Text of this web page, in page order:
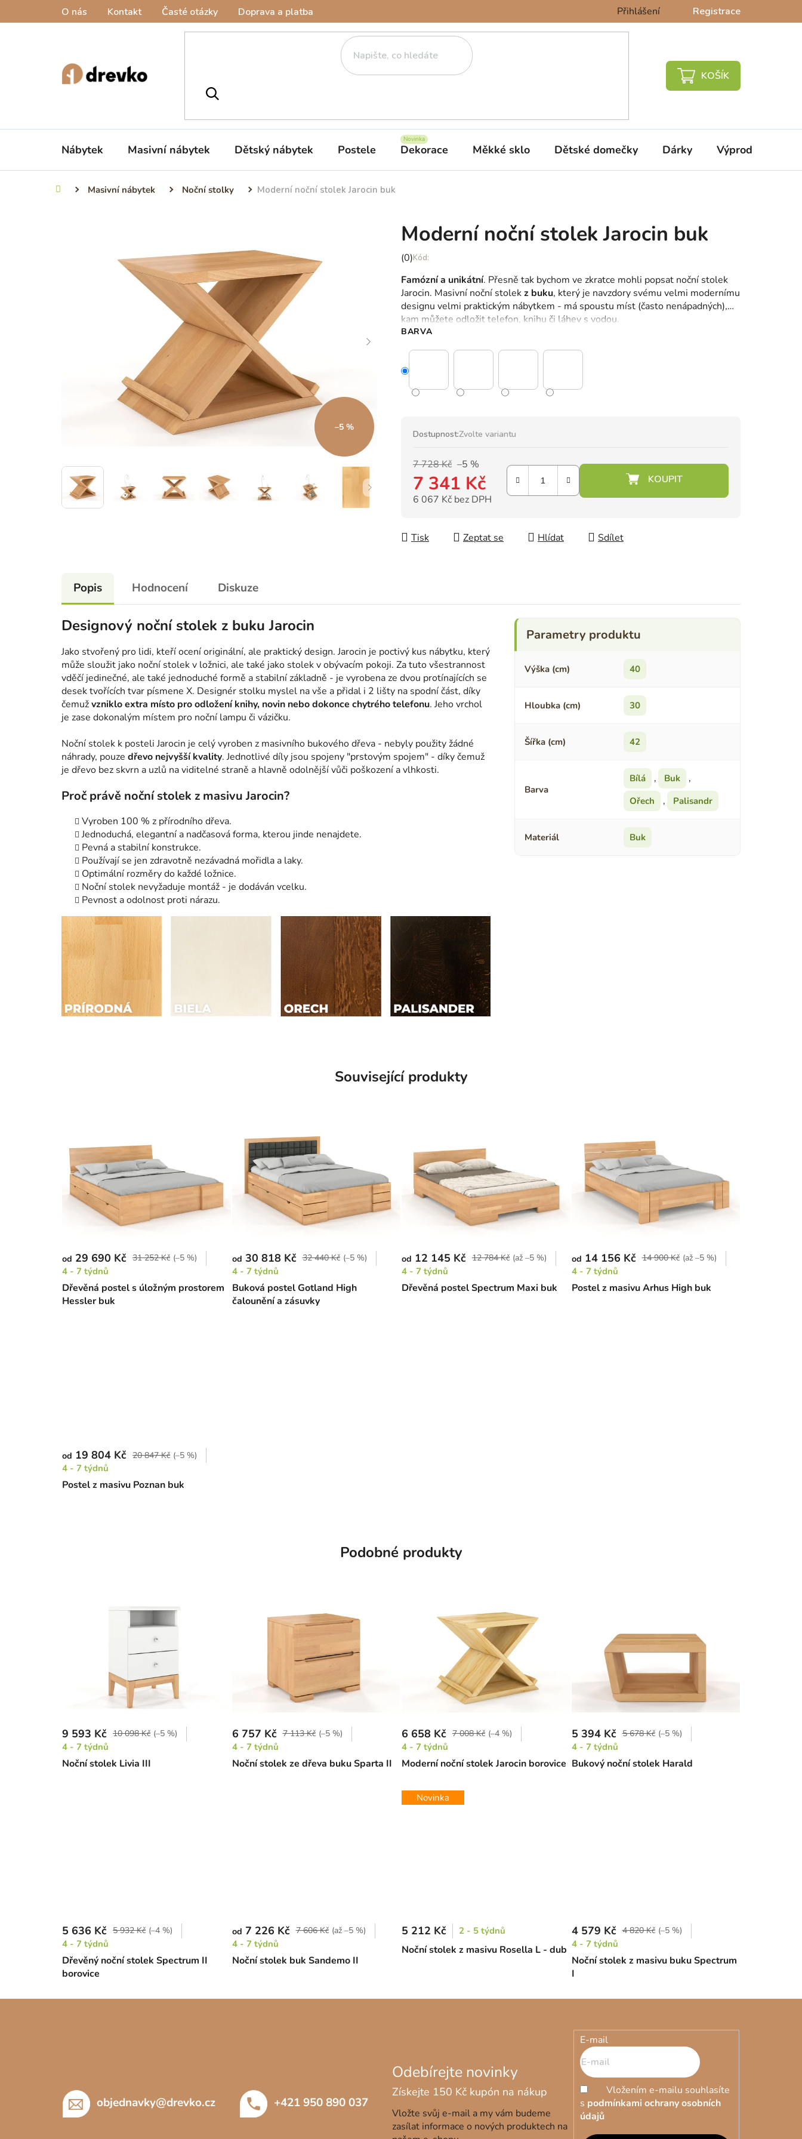
O nás Kontakt Časté otázky Doprava a platba Přihlášení Registrace
NÁKUPNÍ
Nábytek Masivní nábytek Dětský nábytek Postele Dekorace Měkké sklo Dětské domečky Dárky Výprodej %
Domů Masivní nábytek Noční stolky Moderní noční stolek Jarocin buk
Moderní noční stolek Jarocin buk
Průměrné
produktu
je
0,0
z
5
hvězdiček.
(0)
Famózní a unikátní. Přesně tak bychom ve zkratce mohli popsat noční stolek
Jarocin. Masivní noční stolekz buku, který je navzdory svému velmi modernímu
designu velmi praktickým nábytkem - má spoustu míst (často nenápadných),
kam můžete odložit telefon, knihu či láhev s vodou.
BARVA
Dostupnost:Zvolte variantu
7 728 Kč –5 %
7 341 Kč
6 067 Kč bez DPH
Tisk
Zeptat se Hlídat Sdílet
–5 %
Popis Hodnocení Diskuze
Designový noční stolek z buku Jarocin
Jako stvořený pro lidi, kteří ocení originální, ale praktický design. Jarocin je poctivý kus nábytku, který
může sloužit jako noční stolek v ložnici, ale také jako stolek v obývacím pokoji. Za tuto všestrannost
vděčí jedinečné, ale také jednoduché formě a stabilní základně - je vyrobena ze dvou protínajících se
desek tvořících tvar písmene X. Designér stolku myslel na vše a přidal i 2 lišty na spodní část, díky
čemužvzniklo extra místo pro odložení knihy, novin nebo dokonce chytrého telefonu. Jeho vrchol
je zase dokonalým místem pro noční lampu či vázičku.
Noční stolek k posteli Jarocin je celý vyroben z masivního bukového dřeva - nebyly použity žádné
náhrady, pouze dřevo nejvyšší kvality. Jednotlivé díly jsou spojeny "prstovým spojem" - díky čemuž
je dřevo bez skvrn a uzlů na viditelné straně a hlavně odolnější vůči poškození a vlhkosti.
Proč právě noční stolek z masivu Jarocin?
Vyroben 100 % z přírodního dřeva.
Jednoduchá, elegantní a nadčasová forma, kterou jinde nenajdete.
Pevná a stabilní konstrukce.
Používají se jen zdravotně nezávadná mořidla a laky.
Optimální rozměry do každé ložnice.
Noční stolek nevyžaduje montáž - je dodáván vcelku.
Pevnost a odolnost proti nárazu.
Výška (cm) 40
Hloubka (cm) 30
Šířka (cm) 42
Barva
Bílá , Buk
,
Ořech
, Palisandr
Materiál Buk
Související produkty
Dřevěná postel s úložným prostorem
Hessler buk
od 29 690 Kč 31 252 Kč (–5 %)
4 - 7 týdnů
Buková postel Gotland High
čalounění a zásuvky
od 30 818 Kč 32 440 Kč (–5 %)
4 - 7 týdnů
Dřevěná postel Spectrum Maxi buk
od 12 145 Kč 12 784 Kč (až –5 %)
4 - 7 týdnů
Postel z masivu Arhus High buk
od 14 156 Kč 14 900 Kč (až –5 %)
4 - 7 týdnů
Postel z masivu Poznan buk
od 19 804 Kč 20 847 Kč (–5 %)
4 - 7 týdnů
Podobné produkty
Noční stolek Livia III
9 593 Kč 10 098 Kč (–5 %)
4 - 7 týdnů
Noční stolek ze dřeva buku Sparta II
6 757 Kč 7 113 Kč (–5 %)
4 - 7 týdnů
Moderní noční stolek Jarocin borovice
6 658 Kč 7 008 Kč (–4 %)
4 - 7 týdnů
Bukový noční stolek Harald
5 394 Kč 5 678 Kč (–5 %)
4 - 7 týdnů
Dřevěný noční stolek Spectrum II
borovice
5 636 Kč 5 932 Kč (–4 %)
4 - 7 týdnů
Noční stolek buk Sandemo II
od 7 226 Kč 7 606 Kč (až –5 %)
4 - 7 týdnů
Novinka
Noční stolek z masivu Rosella L - dub
5 212 Kč 2 - 5 týdnů
Noční stolek z masivu buku Spectrum
I
4 579 Kč 4 820 Kč (–5 %)
4 - 7 týdnů
objednavky@drevko.cz +421 950 890 037
Vložte svůj e-mail a my vám budeme
zasílat informace o nových produktech na
E-mail
Vložením e-mailu souhlasíte
s podmínkami ochrany osobních
údajů